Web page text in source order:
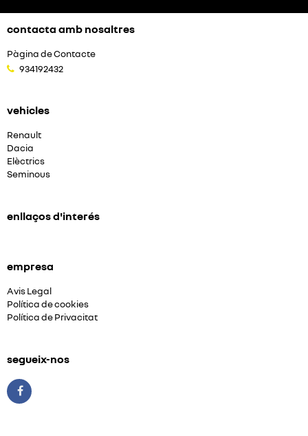
contacta amb nosaltres
Pàgina de Contacte
934192432
vehicles
Renault
Dacia
Elèctrics
Seminous
enllaços d'interés
empresa
Avis Legal
Política de cookies
Política de Privacitat
segueix-nos